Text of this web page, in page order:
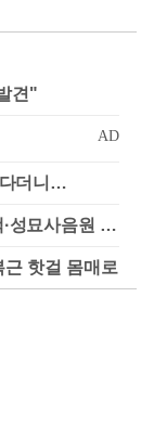
견"
다더니…
'가성비 워터밤' 한강수영장…문신고객·성묘사음원 민원
핫걸 몸매로